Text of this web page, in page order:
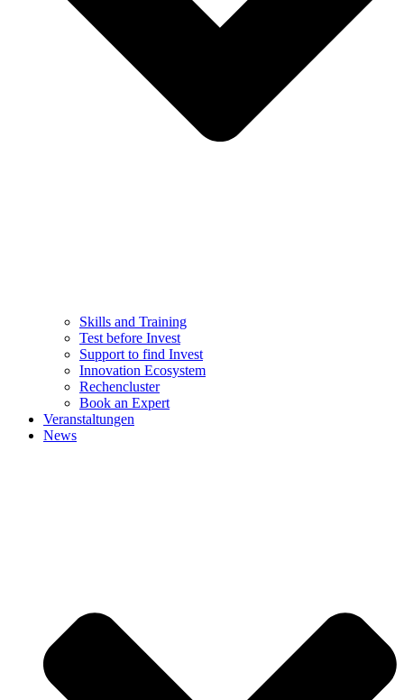
Skills and Training
Test before Invest
Support to find Invest
Innovation Ecosystem
Rechencluster​
Book an Expert
Veranstaltungen
News